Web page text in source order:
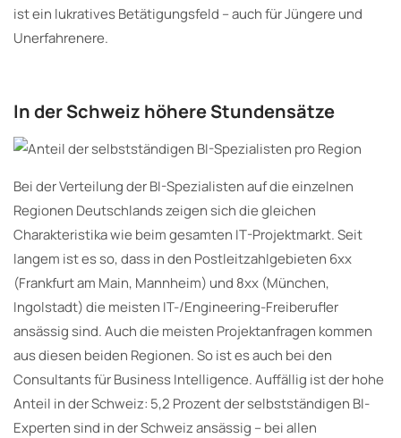
ist ein lukratives Betätigungsfeld – auch für Jüngere und
Unerfahrenere.
In der Schweiz höhere Stundensätze
Bei der Verteilung der BI-Spezialisten auf die einzelnen
Regionen Deutschlands zeigen sich die gleichen
Charakteristika wie beim gesamten IT-Projektmarkt. Seit
langem ist es so, dass in den Postleitzahlgebieten 6xx
(Frankfurt am Main, Mannheim) und 8xx (München,
Ingolstadt) die meisten IT-/Engineering-Freiberufler
ansässig sind. Auch die meisten Projektanfragen kommen
aus diesen beiden Regionen. So ist es auch bei den
Consultants für Business Intelligence. Auffällig ist der hohe
Anteil in der Schweiz: 5,2 Prozent der selbstständigen BI-
Experten sind in der Schweiz ansässig – bei allen